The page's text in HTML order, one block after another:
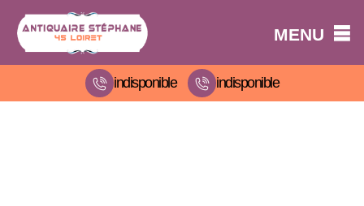
MENU
indisponible indisponible